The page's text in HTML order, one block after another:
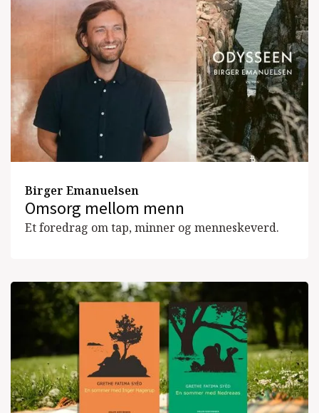
Birger Emanuelsen
Omsorg mellom menn
Et foredrag om tap, minner og menneskeverd.